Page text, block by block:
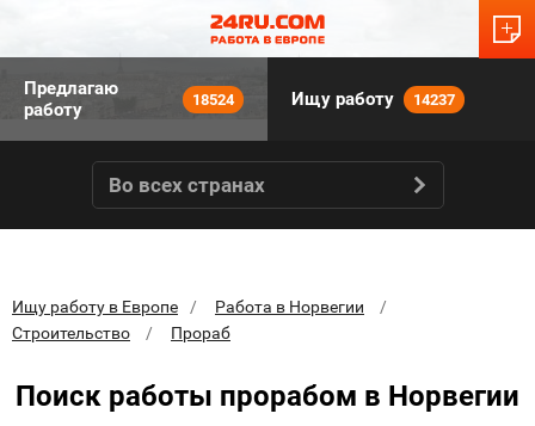
Предлагаю
работу
18524 Ищу работу 14237
Во всех странах
Ищу работу в Европе
Работа в Норвегии
Строительство
Прораб
Поиск работы прорабом в Норвегии